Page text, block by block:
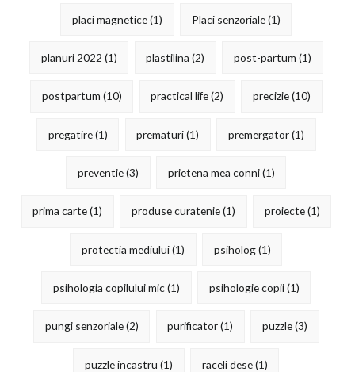
placi magnetice(1) Placi senzoriale(1)
planuri 2022 (1) plastilina (2) post-partum (1)
postpartum (10) practical life(2) precizie(10)
pregatire(1) prematuri(1) premergator(1)
preventie(3) prietena mea conni(1)
prima carte(1) produse curatenie(1) proiecte(1)
protectia mediului(1) psiholog(1)
psihologia copilului mic(1) psihologie copii(1)
pungi senzoriale(2) purificator(1) puzzle(3)
puzzle incastru (1) raceli dese(1)